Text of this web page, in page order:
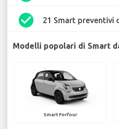
check_circle 21 Smart preventivi
Modelli popolari di Smart
Smart Forfour